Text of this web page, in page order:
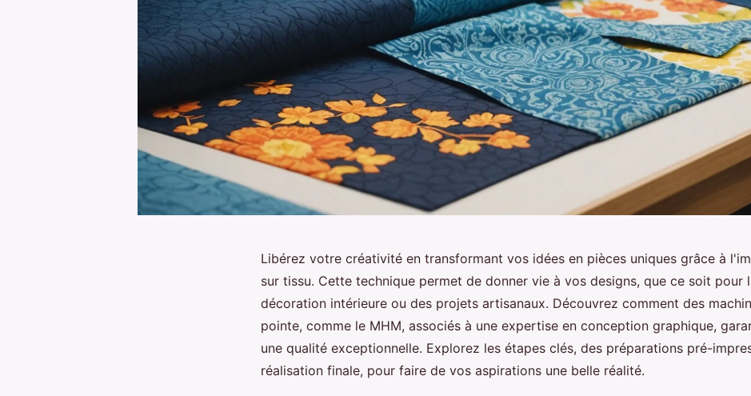
Libérez votre créativité en transformant vos idées en pièces uniques grâce à
sur tissu. Cette technique permet de donner vie à vos designs, que ce soit pour
décoration intérieure ou des projets artisanaux. Découvrez comment des
pointe, comme le MHM, associés à une expertise en conception graphique,
une qualité exceptionnelle. Explorez les étapes clés, des préparations pré-
réalisation finale, pour faire de vos aspirations une belle réalité.